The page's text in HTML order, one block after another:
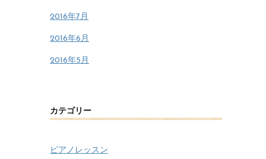
2016年7月
2016年6月
2016年5月
カテゴリー
ピアノレッスン